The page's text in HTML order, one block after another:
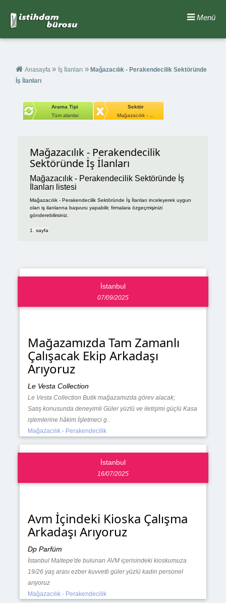
Menü
Anasayfa » İş İlanları » Mağazacılık - Perakendecilik Sektöründe
İş İlanları
Arama Tipi
Tüm alanlar
Sektör
Mağazacılık - ...
Mağazacılık - Perakendecilik
Sektöründe İş İlanları
Mağazacılık - Perakendecilik Sektöründe İş
İlanları listesi
Mağazacılık - Perakendecilik Sektöründe İş İlanları inceleyerek uygun
olan iş ilanlarına başvuru yapabilir, firmalara özgeçmişinizi
gönderebilirsiniz.
1. sayfa
İstanbul
07/09/2025
Mağazamızda Tam Zamanlı
Çalışacak Ekip Arkadaşı
Arıyoruz
Le Vesta Collection
Le Vesta Collection Butik mağazamızda görev alacak;
Satış konusunda deneyimli Güler yüzlü ve iletişimi güçlü Kasa
işlemlerine hâkim İşletmeci g..
Mağazacılık - Perakendecilik
İstanbul
16/07/2025
Avm İçindeki Kioska Çalışma
Arkadaşı Arıyoruz
Dp Parfüm
İstanbul Maltepe'de bulunan AVM içerisindeki kioskumuza
19/26 yaş arası ezber kuvvetli güler yüzlü kadın personel
arıyoruz
Mağazacılık - Perakendecilik